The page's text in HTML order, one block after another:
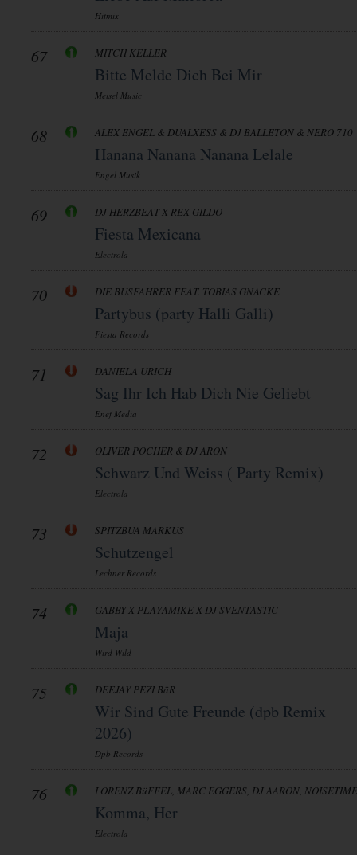
Hitmix
67 MITCH KELLER
Bitte Melde Dich Bei Mir
Meisel Music
68 ALEX ENGEL & DUALXESS & DJ BALLETON & NERO 710
Hanana Nanana Nanana Lelale
Engel Musik
69 DJ HERZBEAT X REX GILDO
Fiesta Mexicana
Electrola
70 DIE BUSFAHRER FEAT. TOBIAS GNACKE
Partybus (party Halli Galli)
Fiesta Records
71 DANIELA URICH
Sag Ihr Ich Hab Dich Nie Geliebt
Enef Media
72 OLIVER POCHER & DJ ARON
Schwarz Und Weiss ( Party Remix)
Electrola
73 SPITZBUA MARKUS
Schutzengel
Lechner Records
74 GABBY X PLAYAMIKE X DJ SVENTASTIC
Maja
Wird Wild
75 DEEJAY PEZI BäR
Wir Sind Gute Freunde (dpb Remix
2026)
Dpb Records
76 LORENZ BüFFEL, MARC EGGERS, DJ AARON, NOISETIME
Komma, Her
Electrola